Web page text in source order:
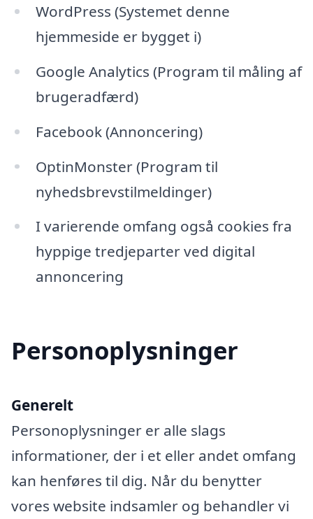
WordPress (Systemet denne
hjemmeside er bygget i)
Google Analytics (Program til måling af
brugeradfærd)
Facebook (Annoncering)
OptinMonster (Program til
nyhedsbrevstilmeldinger)
I varierende omfang også cookies fra
hyppige tredjeparter ved digital
annoncering
Personoplysninger
Generelt
Personoplysninger er alle slags
informationer, der i et eller andet omfang
kan henføres til dig. Når du benytter
vores website indsamler og behandler vi